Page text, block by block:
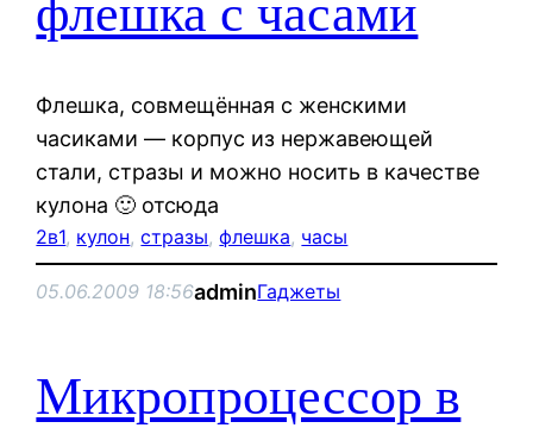
флешка с часами
Флешка, совмещённая с женскими
часиками — корпус из нержавеющей
стали, стразы и можно носить в качестве
кулона 🙂 отсюда
2в1, кулон, стразы, флешка, часы
05.06.2009 18:56adminГаджеты
Микропроцессор в